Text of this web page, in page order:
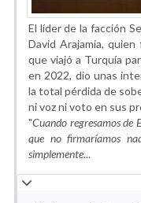
El líder de la facción
David Arajamia,
que viajó a Turquía
en 2022, dio unas
la total pérdida de
ni voz ni voto en sus
"Cuando regresamos de
que no firmaríamos
simplemente...